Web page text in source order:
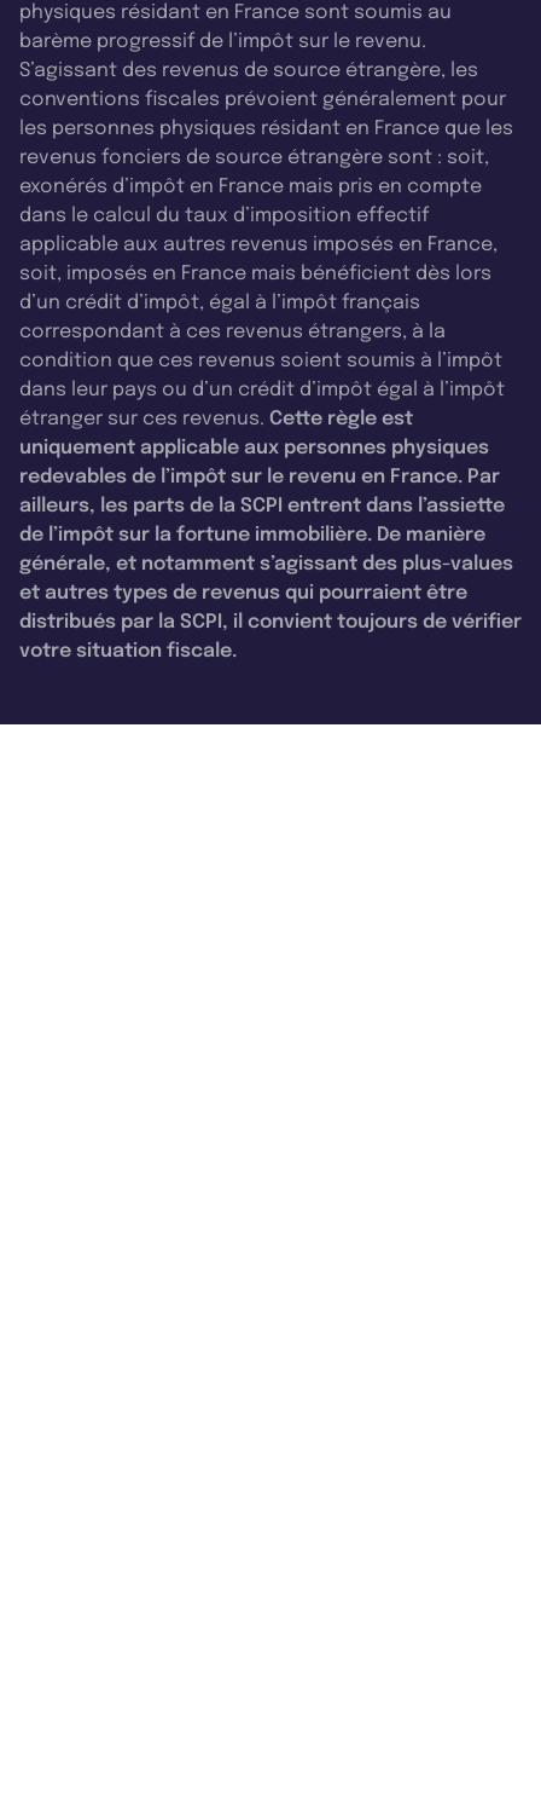
physiques résidant en France sont soumis au
barème progressif de l’impôt sur le revenu.
S’agissant des revenus de source étrangère, les
conventions fiscales prévoient généralement pour
les personnes physiques résidant en France que les
revenus fonciers de source étrangère sont : soit,
exonérés d’impôt en France mais pris en compte
dans le calcul du taux d’imposition effectif
applicable aux autres revenus imposés en France,
soit, imposés en France mais bénéficient dès lors
d’un crédit d’impôt, égal à l’impôt français
correspondant à ces revenus étrangers, à la
condition que ces revenus soient soumis à l’impôt
dans leur pays ou d’un crédit d’impôt égal à l’impôt
étranger sur ces revenus. Cette règle est
uniquement applicable aux personnes physiques
redevables de l’impôt sur le revenu en France. Par
ailleurs, les parts de la SCPI entrent dans l’assiette
de l’impôt sur la fortune immobilière. De manière
générale, et notamment s’agissant des plus-values
et autres types de revenus qui pourraient être
distribués par la SCPI, il convient toujours de vérifier
votre situation fiscale.